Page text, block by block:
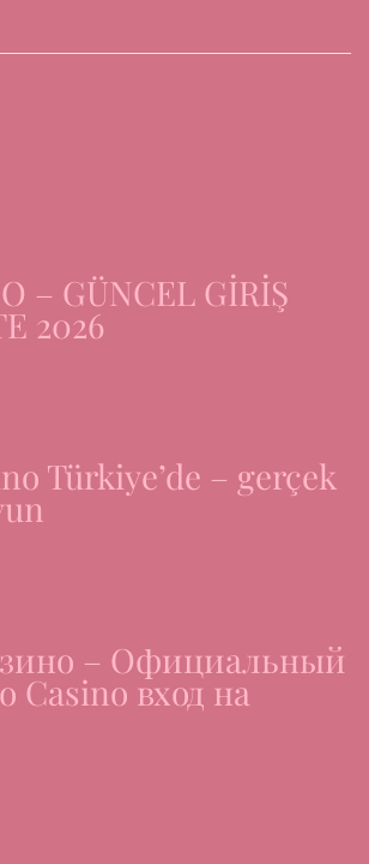
– GÜNCEL GİRİŞ
2026
Türkiye’de – gerçek
– Официальный
Casino вход на